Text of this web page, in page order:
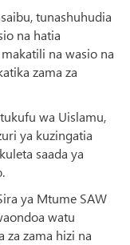
tunashuhudia
na hatia
na wasio na
zama za
wa Uislamu,
ya kuzingatia
saada ya
ya Mtume SAW
watu
za zama hizi na